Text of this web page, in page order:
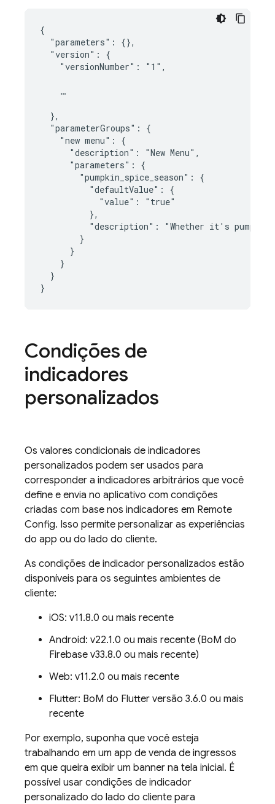
{
  "parameters": {},
  "version": {
    "versionNumber": "1",
    …
  },
  "parameterGroups": {
    "new menu": {
      "description": "New Menu",
      "parameters": {
        "pumpkin_spice_season": {
          "defaultValue": {
            "value": "true"
          },
"description": "Whether it's pumpkin
        }
      }
    }
  }
}
Condições de
indicadores
personalizados
Os valores condicionais de indicadores
personalizados podem ser usados para
corresponder a indicadores arbitrários que você
define e envia no aplicativo com condições
criadas com base nos indicadores em Remote
Config. Isso permite personalizar as experiências
do app ou do lado do cliente.
As condições de indicador personalizados estão
disponíveis para os seguintes ambientes de
cliente:
iOS: v11.8.0 ou mais recente
Android: v22.1.0 ou mais recente (BoM do
Firebase v33.8.0 ou mais recente)
Web: v11.2.0 ou mais recente
Flutter: BoM do Flutter versão 3.6.0 ou mais
recente
Por exemplo, suponha que você esteja
trabalhando em um app de venda de ingressos
em que queira exibir um banner na tela inicial. É
possível usar condições de indicador
personalizado do lado do cliente para